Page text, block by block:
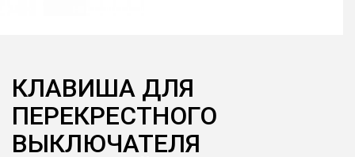
КЛАВИША ДЛЯ
ПЕРЕКРЕСТНОГО
ВЫКЛЮЧАТЕЛЯ